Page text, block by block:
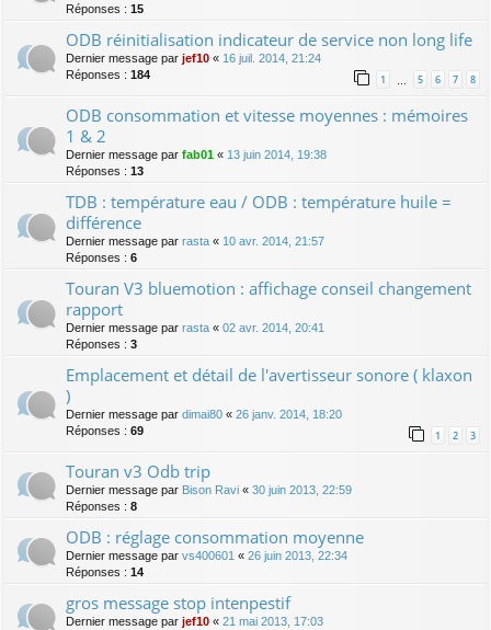
Réponses : 15
ODB réinitialisation indicateur de service non long life
Dernier message par jef10 « 16 juil. 2014, 21:24
Réponses : 184 1 … 5 6 7 8
ODB consommation et vitesse moyennes : mémoires
1 & 2
Dernier message par fab01 « 13 juin 2014, 19:38
Réponses : 13
TDB : température eau / ODB : température huile =
différence
Dernier message par rasta « 10 avr. 2014, 21:57
Réponses : 6
Touran V3 bluemotion : affichage conseil changement
rapport
Dernier message par rasta « 02 avr. 2014, 20:41
Réponses : 3
Emplacement et détail de l'avertisseur sonore ( klaxon
)
Dernier message par dimai80 « 26 janv. 2014, 18:20
Réponses : 69 1 2 3
Touran v3 Odb trip
Dernier message par Bison Ravi « 30 juin 2013, 22:59
Réponses : 8
ODB : réglage consommation moyenne
Dernier message par vs400601 « 26 juin 2013, 22:34
Réponses : 14
gros message stop intenpestif
Dernier message par jef10 « 21 mai 2013, 17:03